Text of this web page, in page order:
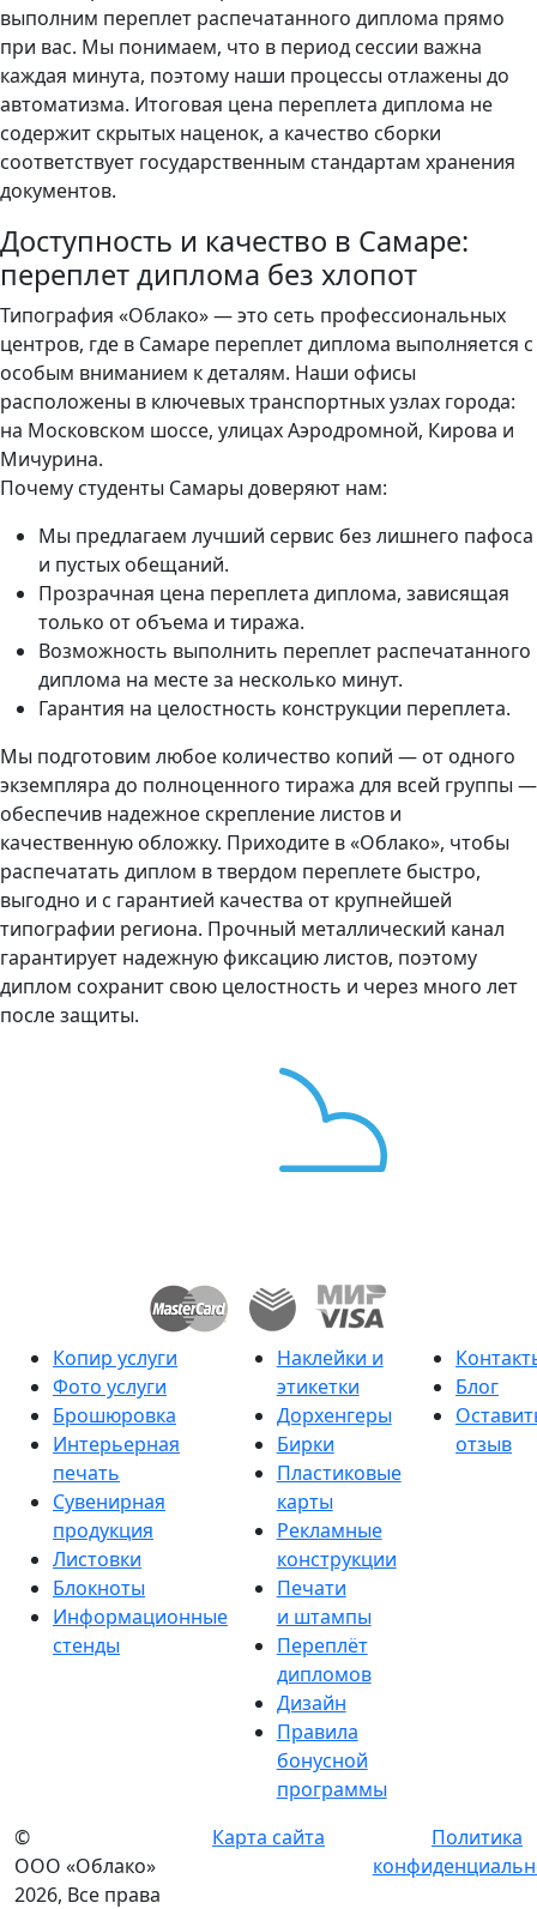
выполним переплет распечатанного диплома прямо
при вас. Мы понимаем, что в период сессии важна
каждая минута, поэтому наши процессы отлажены до
автоматизма. Итоговая цена переплета диплома не
содержит скрытых наценок, а качество сборки
соответствует государственным стандартам хранения
документов.
Доступность и качество в Самаре:
переплет диплома без хлопот
Типография «Облако» — это сеть профессиональных
центров, где в Самаре переплет диплома выполняется с
особым вниманием к деталям. Наши офисы
расположены в ключевых транспортных узлах города:
на Московском шоссе, улицах Аэродромной, Кирова и
Мичурина.
Почему студенты Самары доверяют нам:
Мы предлагаем лучший сервис без лишнего пафоса
и пустых обещаний.
Прозрачная цена переплета диплома, зависящая
только от объема и тиража.
Возможность выполнить переплет распечатанного
диплома на месте за несколько минут.
Гарантия на целостность конструкции переплета.
Мы подготовим любое количество копий — от одного
экземпляра до полноценного тиража для всей группы —
обеспечив надежное скрепление листов и
качественную обложку. Приходите в «Облако», чтобы
распечатать диплом в твердом переплете быстро,
выгодно и с гарантией качества от крупнейшей
типографии региона. Прочный металлический канал
гарантирует надежную фиксацию листов, поэтому
диплом сохранит свою целостность и через много лет
после защиты.
Копир услуги
Фото услуги
Брошюровка
Интерьерная
печать
Сувенирная
продукция
Листовки
Блокноты
Информационные
стенды
Наклейки и
этикетки
Дорхенгеры
Бирки
Пластиковые
карты
Рекламные
конструкции
Печати
и штампы
Переплёт
дипломов
Дизайн
Правила
бонусной
программы
Блог
отзыв
©
ООО «Облако»
2026, Все права
Карта сайта
Политика